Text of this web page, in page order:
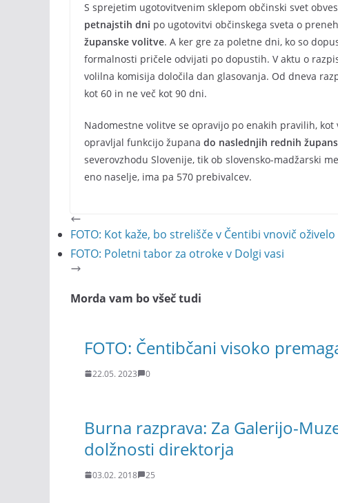
S sprejetim ugotovitvenim sklepom občinski svet
petnajstih dni po ugotovitvi občinskega sveta o
županske volitve. A ker gre za poletne dni, ko so
formalnosti pričele odvijati po dopustih. V aktu o
volilna komisija določila dan glasovanja. Od dneva
kot 60 in ne več kot 90 dni.
Nadomestne volitve se opravijo po enakih pravilih,
opravljal funkcijo župana do naslednjih rednih
severovzhodu Slovenije, tik ob slovensko-madžarski
eno naselje, ima pa 570 prebivalcev.
FOTO: Kot kaže, bo strelišče v Čentibi vnovič oživelo
FOTO: Poletni tabor za otroke v Dolgi vasi
Morda vam bo všeč tudi
FOTO: Čentibčani visoko
22.05. 2023 0
Burna razprava: Za Galerijo-
dolžnosti direktorja
03.02. 2018 25